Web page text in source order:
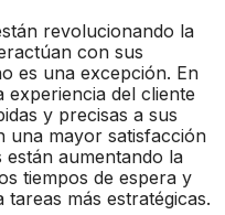
revolucionando la
con sus
es una excepción. En
experiencia del cliente
y precisas a sus
una mayor satisfacción
aumentando la
tiempos de espera y
más estratégicas.